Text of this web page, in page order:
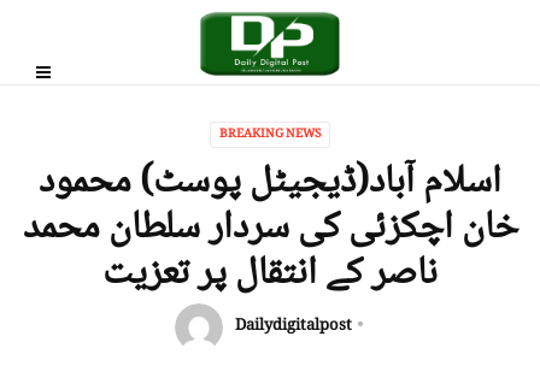
BREAKING NEWS
اسلام آباد(ڈیجیٹل پوسٹ) محمود
خان اچکزئی کی سردار سلطان محمد
ناصر کے انتقال پر تعزیت
Dailydigitalpost